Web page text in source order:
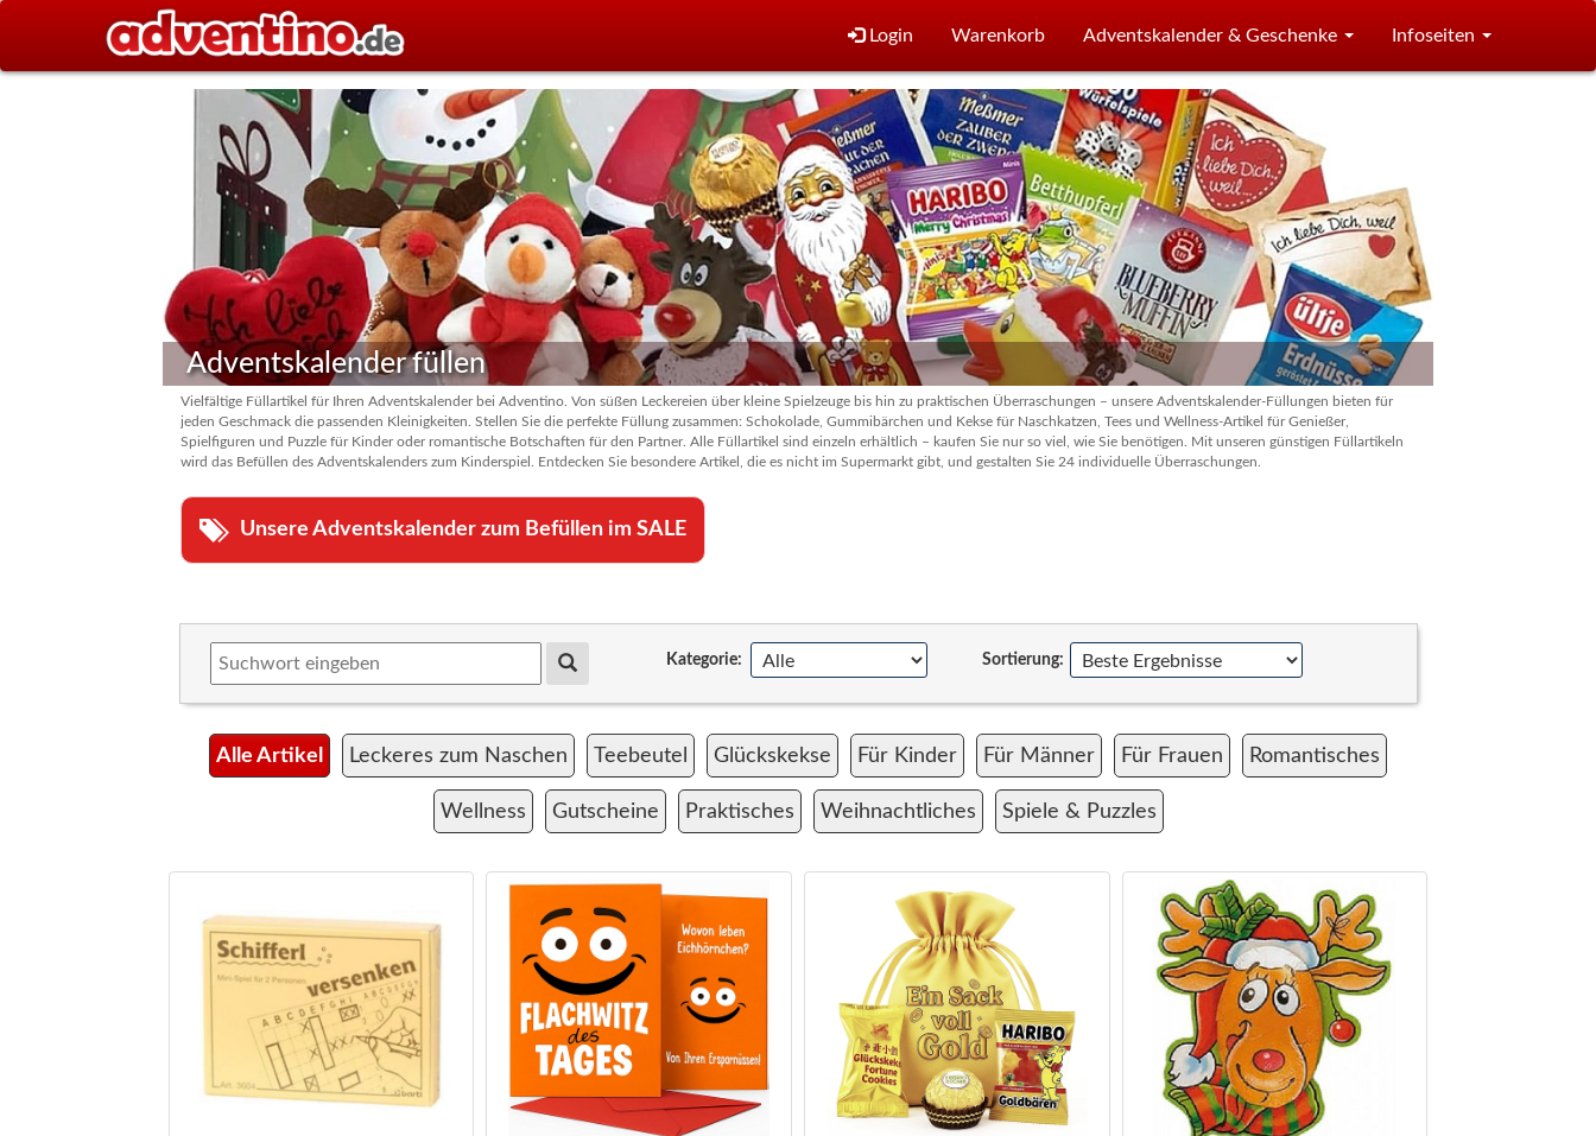
Login Warenkorb Adventskalender & Geschenke Infoseiten
Adventskalender füllen
Vielfältige Füllartikel für Ihren Adventskalender bei Adventino. Von süßen Leckereien über kleine Spielzeuge bis hin zu praktischen Überraschungen – unsere Adventskalender-Füllungen bieten für
jeden Geschmack die passenden Kleinigkeiten. Stellen Sie die perfekte Füllung zusammen: Schokolade, Gummibärchen und Kekse für Naschkatzen, Tees und Wellness-Artikel für Genießer,
Spielfiguren und Puzzle für Kinder oder romantische Botschaften für den Partner. Alle Füllartikel sind einzeln erhältlich – kaufen Sie nur so viel, wie Sie benötigen. Mit unseren günstigen Füllartikeln
wird das Befüllen des Adventskalenders zum Kinderspiel. Entdecken Sie besondere Artikel, die es nicht im Supermarkt gibt, und gestalten Sie 24 individuelle Überraschungen.
Unsere Adventskalender zum Befüllen im SALE
Kategorie: Sortierung:
Alle Artikel Leckeres zum Naschen Teebeutel Glückskekse Für Kinder Für Männer Für Frauen Romantisches
Wellness Gutscheine Praktisches Weihnachtliches Spiele & Puzzles